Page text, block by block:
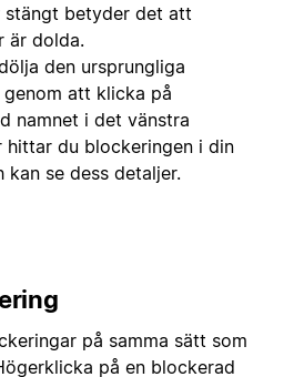
stängt betyder det att
är dolda.
den ursprungliga
att klicka på
namnet i det vänstra
hittar du blockeringen i din
kan se dess detaljer.
på samma sätt som
på en blockerad